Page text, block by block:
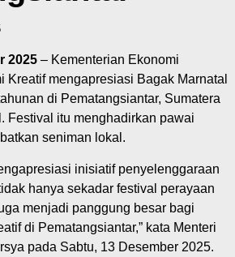
2025 – Kementerian Ekonomi
Kreatif mengapresiasi Bagak Marnatal
di Pematangsiantar, Sumatera
Festival itu menghadirkan pawai
seniman lokal.
inisiatif penyelenggaraan
hanya sekadar festival perayaan
menjadi panggung besar bagi
di Pematangsiantar,” kata Menteri
pada Sabtu, 13 Desember 2025.